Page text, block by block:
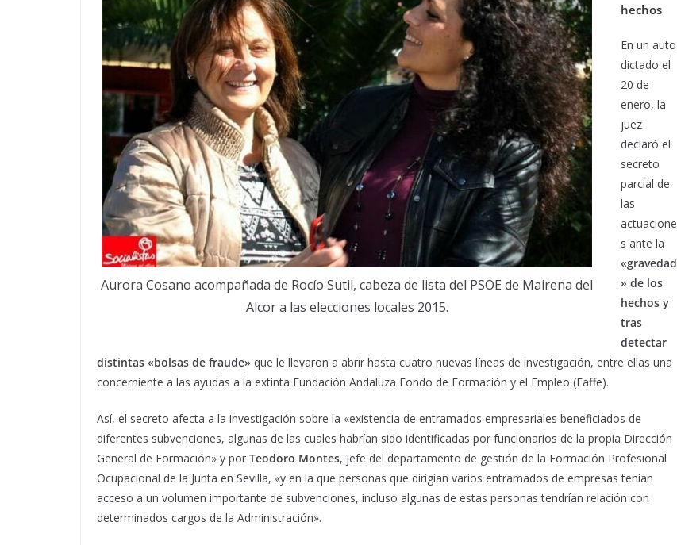
Aurora Cosano acompañada de Rocío Sutil, cabeza de lista del PSOE de Mairena del
Alcor a las elecciones locales 2015.
hechos
En un auto
dictado el
20 de
enero, la
juez
declaró el
secreto
parcial de
las
actuacione
s ante la
«gravedad
» de los
hechos y
tras
detectar
distintas «bolsas de fraude» que le llevaron a abrir hasta cuatro nuevas líneas de investigación, entre ellas una
concerniente a las ayudas a la extinta Fundación Andaluza Fondo de Formación y el Empleo (Faffe).
Así, el secreto afecta a la investigación sobre la «existencia de entramados empresariales beneficiados de
diferentes subvenciones, algunas de las cuales habrían sido identificadas por funcionarios de la propia Dirección
General de Formación» y por Teodoro Montes, jefe del departamento de gestión de la Formación Profesional
Ocupacional de la Junta en Sevilla, «y en la que personas que dirigían varios entramados de empresas tenían
acceso a un volumen importante de subvenciones, incluso algunas de estas personas tendrían relación con
determinados cargos de la Administración».